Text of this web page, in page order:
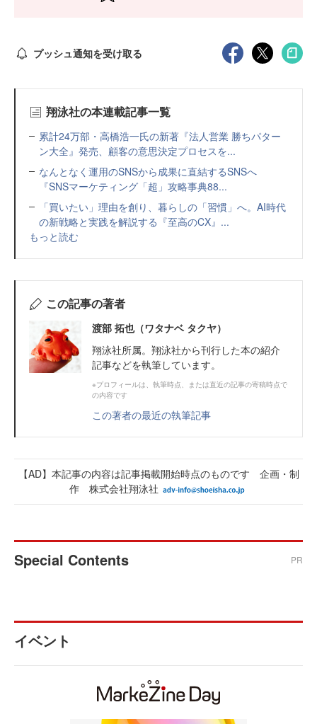
プッシュ通知を受け取る
翔泳社の本連載記事一覧
累計24万部・高橋浩一氏の新著『法人営業 勝ちパター
ン大全』発売、顧客の意思決定プロセスを...
なんとなく運用のSNSから成果に直結するSNSへ
『SNSマーケティング「超」攻略事典88...
「買いたい」理由を創り、暮らしの「習慣」へ。AI時代
の新戦略と実践を解説する『至高のCX』...
もっと読む
この記事の著者
渡部 拓也（ワタナベ タクヤ）
翔泳社所属。翔泳社から刊行した本の紹介
記事などを執筆しています。
※プロフィールは、執筆時点、または直近の記事の寄稿時点で
の内容です
この著者の最近の執筆記事
【AD】本記事の内容は記事掲載開始時点のものです 企画・制
作 株式会社翔泳社
Special Contents PR
イベント